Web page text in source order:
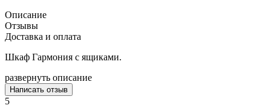
Описание
Отзывы
Доставка и оплата
Шкаф Гармония с ящиками.
развернуть описание
Написать отзыв
5